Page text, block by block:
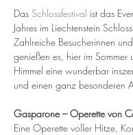
Das Schlossfestival ist das
Jahres im Liechtenstein
Zahlreiche Besucherinnen
genießen es, hier im Sommer
Himmel eine wunderbar
und einen ganz besonderen
Gasparone – Operette von
Eine Operette voller Hitze,